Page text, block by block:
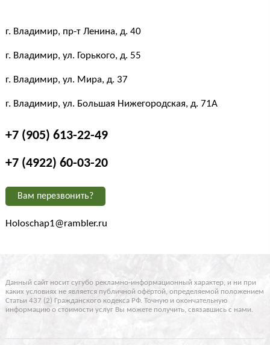
г. Владимир, пр-т Ленина, д. 40
г. Владимир, ул. Горького, д. 55
г. Владимир, ул. Мира, д. 37
г. Владимир, ул. Большая Нижегородская, д. 71А
+7 (905) 613-22-49
+7 (4922) 60-03-20
Вам перезвонить?
Holoschap1@rambler.ru
Данный сайт носит сугубо рекламно-информационный характер, и ни при
каких условиях не является публичной офёртой, определяемой положением
Статьи 437 (2) Гражданского кодекса РФ. Точную и окончательную
информацию о стоимости услуг Вы можете получить, связавшись с нами.